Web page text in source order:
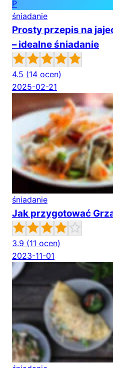
P
śniadanie
Prosty przepis na
– idealne śniadanie
4.5 (14 ocen)
2025-02-21
śniadanie
Jak przygotować
3.9 (11 ocen)
2023-11-01